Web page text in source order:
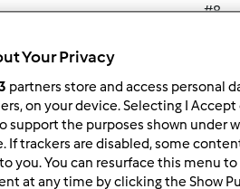
#8
wtorek
Góra strony
zarejestruj sięaby dodawać
Your Privacy
partners store and access personal
on your device. Selecting I
support the purposes shown under
If trackers are disabled, some
you. You can resurface this menu
at any time by clicking the Show